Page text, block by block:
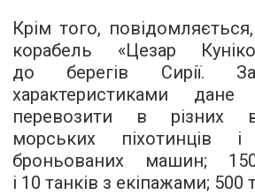
Крім того,
корабель «Цезар
до берегів Сирії. За
характеристиками
перевозити в різних
морських піхотинців
броньованих машин;
і 10 танків з екіпажами; 500